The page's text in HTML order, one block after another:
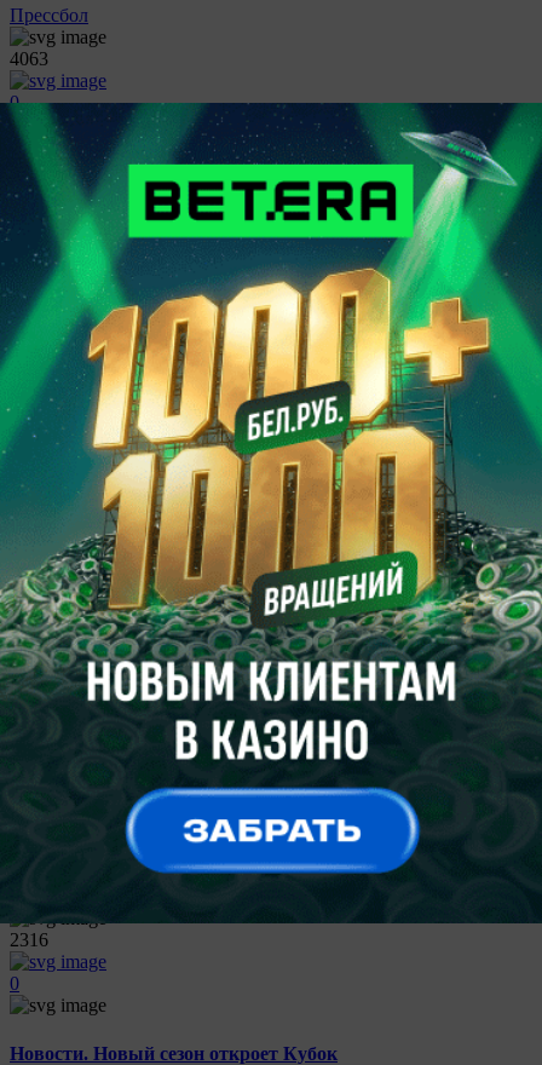
Прессбол
4063
0
Помолодеем на 30 лет
21:12
Прессбол
1253
0
Герой тура. Был такой период...
21:12
0
Новости. Два имени — два кубка
21:12
Прессбол
2361
НХЛ. Локаут. Чума во время пира
2316
0
Новости. Новый сезон откроет Кубок